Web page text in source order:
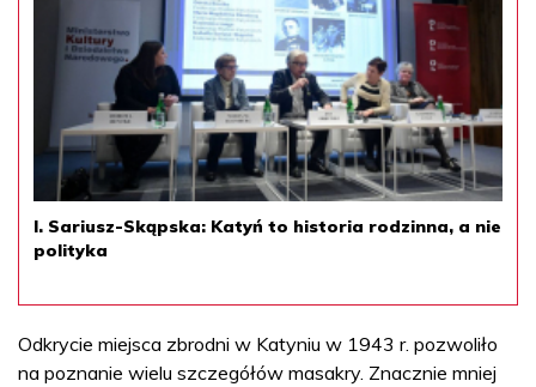
I. Sariusz-Skąpska: Katyń to historia rodzinna, a nie
polityka
Odkrycie miejsca zbrodni w Katyniu w 1943 r. pozwoliło
na poznanie wielu szczegółów masakry. Znacznie mniej